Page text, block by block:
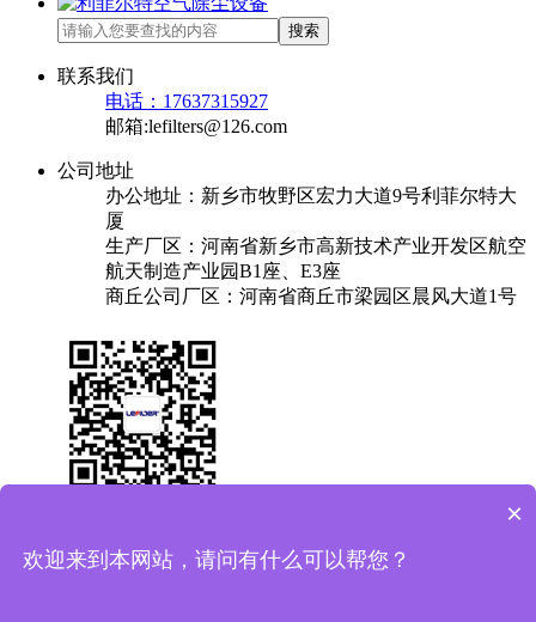
搜索
联系我们
电话：17637315927
邮箱:lefilters@126.com
公司地址
办公地址：新乡市牧野区宏力大道9号利菲尔特大
厦
生产厂区：河南省新乡市高新技术产业开发区航空
航天制造产业园B1座、E3座
商丘公司厂区：河南省商丘市梁园区晨风大道1号
×
欢迎来到本网站，请问有什么可以帮您？